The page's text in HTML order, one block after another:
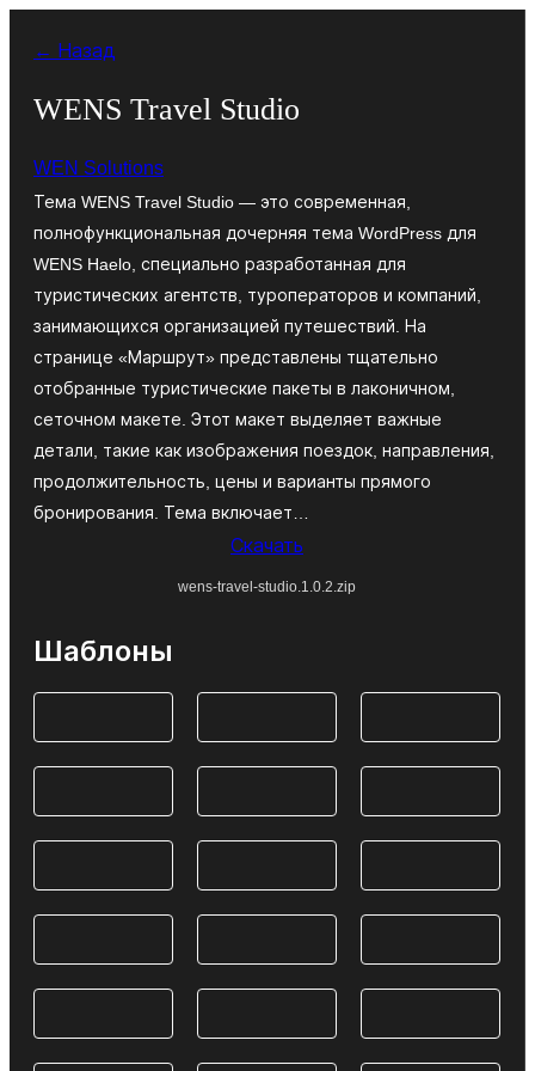
содержимому
← Назад
WENS Travel Studio
WEN Solutions
Тема WENS Travel Studio — это современная,
полнофункциональная дочерняя тема WordPress для
WENS Haelo, специально разработанная для
туристических агентств, туроператоров и компаний,
занимающихся организацией путешествий. На
странице «Маршрут» представлены тщательно
отобранные туристические пакеты в лаконичном,
сеточном макете. Этот макет выделяет важные
детали, такие как изображения поездок, направления,
продолжительность, цены и варианты прямого
бронирования. Тема включает…
Скачать
wens-travel-studio.1.0.2.zip
Шаблоны